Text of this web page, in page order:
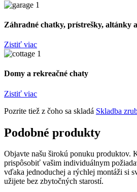
Záhradné chatky, prístrešky, altánky
Zistiť viac
Domy a rekreačné chaty
Zistiť viac
Pozrite tiež z čoho sa skladá Skladba
Podobné produkty
Objavte našu širokú ponuku produktov.
prispôsobiť vašim individuálnym
vďaka jednoduchej a rýchlej montáži si
užijete bez zbytočných starostí.